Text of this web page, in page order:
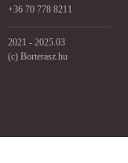
+36 70 778 8211
2021 - 2025.03
(c) Borterasz.hu